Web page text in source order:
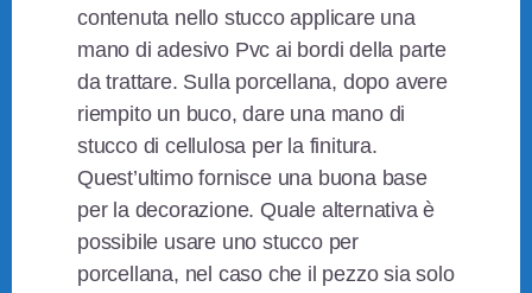
contenuta nello stucco applicare una
mano di adesivo Pvc ai bordi della parte
da trattare. Sulla porcellana, dopo avere
riempito un buco, dare una mano di
stucco di cellulosa per la finitura.
Quest’ultimo fornisce una buona base
per la decorazione. Quale alternativa è
possibile usare uno stucco per
porcellana, nel caso che il pezzo sia solo